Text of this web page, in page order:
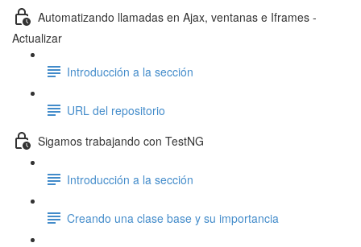
Automatizando llamadas en Ajax, ventanas e Iframes -
Actualizar
Introducción a la sección
URL del repositorio
Sigamos trabajando con TestNG
Introducción a la sección
Creando una clase base y su importancia